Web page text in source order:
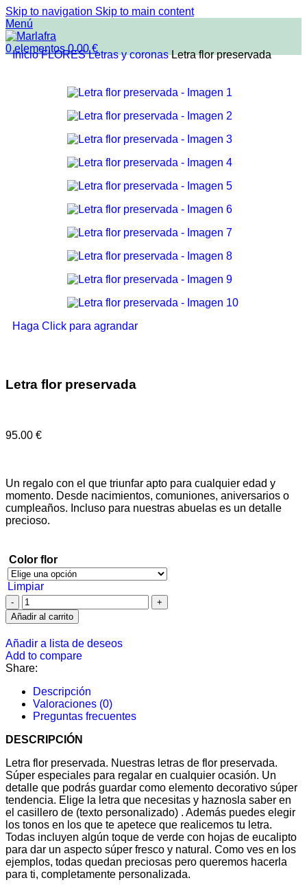
Skip to navigation Skip to main content
Menú
0elementos 0.00€
InicioFLORESLetras y coronasLetra flor preservada
Haga Click para agrandar
Letra flor preservada
95.00 €
Un regalo con el que triunfar apto para cualquier edad y
momento. Desde nacimientos, comuniones, aniversarios o
cumpleaños. Incluso para nuestras abuelas es un detalle
precioso.
Color flor
Limpiar
Añadir al carrito
Añadir a lista de deseos
Add to compare
Share:
Descripción
Valoraciones (0)
Preguntas frecuentes
DESCRIPCIÓN
Letra flor preservada. Nuestras letras de flor preservada.
Súper especiales para regalar en cualquier ocasión. Un
detalle que podrás guardar como elemento decorativo súper
tendencia. Elige la letra que necesitas y haznosla saber en
el casillero de (texto personalizado) . Además puedes elegir
los tonos en los que te apetece que realicemos tu letra.
Todas incluyen algún toque de verde con hojas de eucalipto
para dar un aspecto súper fresco y natural. Como ves en los
ejemplos, todas quedan preciosas pero queremos hacerla
para ti, completamente personalizada.